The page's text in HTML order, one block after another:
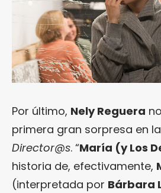
Por último, Nely Reguera
primera gran sorpresa en
Director@s. “María (y Los
historia de, efectivamente,
(interpretada por Bárbara